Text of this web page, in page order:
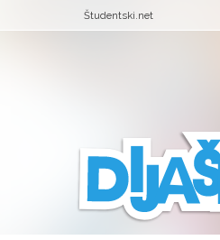
Študentski.net